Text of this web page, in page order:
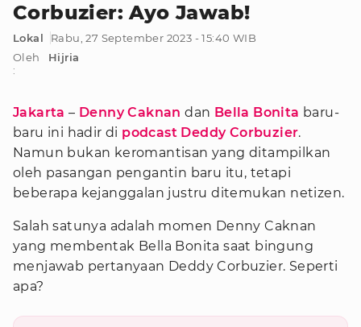
Corbuzier: Ayo Jawab!
Lokal
Rabu, 27 September 2023 - 15:40 WIB
Oleh
:
Hijria
Jakarta – Denny Caknan dan Bella Bonita baru-
baru ini hadir di podcast Deddy Corbuzier.
Namun bukan keromantisan yang ditampilkan
oleh pasangan pengantin baru itu, tetapi
beberapa kejanggalan justru ditemukan netizen.
Salah satunya adalah momen Denny Caknan
yang membentak Bella Bonita saat bingung
menjawab pertanyaan Deddy Corbuzier. Seperti
apa?